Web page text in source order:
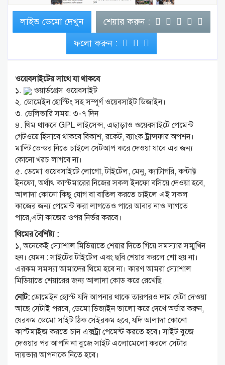
লাইভ ডেমো দেখুন
শেয়ার করুন :
ফলো করুন :
ওয়েবসাইটের সাথে যা থাকবে
১.
ওয়ার্ডপ্রেস ওয়েবসাইট
২. ডোমেইন হোস্টিং সহ সম্পূর্ণ ওয়েবসাইট ডিজাইন।
৩. ডেলিভারি সময়: ৩-৭ দিন
৪. থিম থাকবে GPL লাইসেন্স, এছাড়াও ওয়েবসাইটে পেমেন্ট
গেটওয়ে হিসাবে থাকবে বিকাশ, রকেট, ব্যাংক ট্রান্সফার অপশন।
মাল্টি ভেন্ডর নিতে চাইলে সেটআপ করে দেওয়া যাবে এর জন্য
কোনো খরচ লাগবে না।
৫. ডেমো ওয়েবসাইটে লোগো, টাইটেল, মেনু, ক্যাটাগরি, কন্টাক্ট
ইনফো, অর্থাৎ কাস্টমারের নিজের সকল ইনফো বসিয়ে দেওয়া হবে,
আলাদা কোনো কিছু যোগ বা বাতিল করতে চাইলে এই সকল
কাজের জন্য পেমেন্ট করা লাগতেও পারে আবার নাও লাগতে
পারে,এটা কাজের ওপর নির্ভর করবে।
থিমের বৈশিষ্ট্য :
১, অনেকেই স্যোশাল মিডিয়াতে শেয়ার দিতে গিয়ে সমস্যার সম্মুখিন
হন। যেমন : সাইটের টাইটেল এবং ছবি শেয়ার করলে শো হয় না।
এরকম সমস্যা আমাদের থিমে হবে না। কারণ আমরা স্যোশাল
মিডিয়াতে শেয়ারের জন্য আলাদা কোড করে রেখেছি।
নোট: ডোমেইন হোস্ট যদি আপনার থাকে তারপরও দাম যেটা দেওয়া
আছে সেটাই পরবে, ডেমো ডিজাইন ভালো করে দেখে অর্ডার করুন,
যেরকম ডেমো সাইট ঠিক সেইরকম হবে, যদি আলাদা কোনো
কাস্টমাইজ করতে চান এক্সট্রা পেমেন্ট করতে হবে। সাইট বুজে
দেওয়ার পর আপনি না বুজে সাইট এলোমেলো করলে সেটার
দায়ভার আপনাকে নিতে হবে।